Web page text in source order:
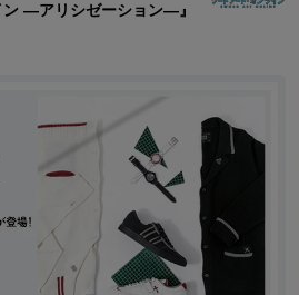
ン —アリシゼーション—』